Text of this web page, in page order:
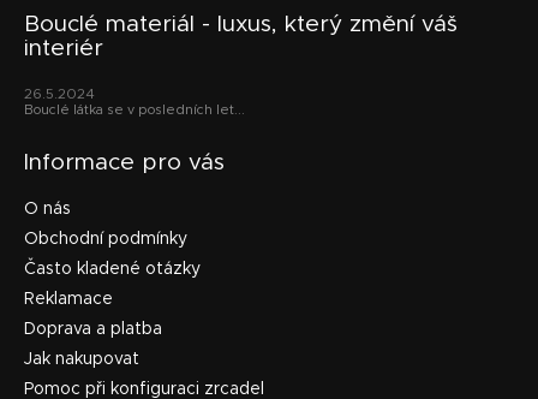
Bouclé materiál - luxus, který změní váš
interiér
26.5.2024
Bouclé látka se v posledních let...
Informace pro vás
O nás
Obchodní podmínky
Často kladené otázky
Reklamace
Doprava a platba
Jak nakupovat
Pomoc při konfiguraci zrcadel